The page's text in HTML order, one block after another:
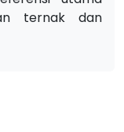
ternak dan